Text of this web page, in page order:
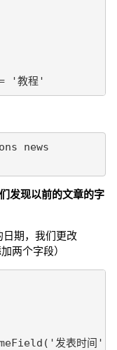
'教程'
news
发现以前的文章的字
日期，我们更改
两个字段）
发表时间',